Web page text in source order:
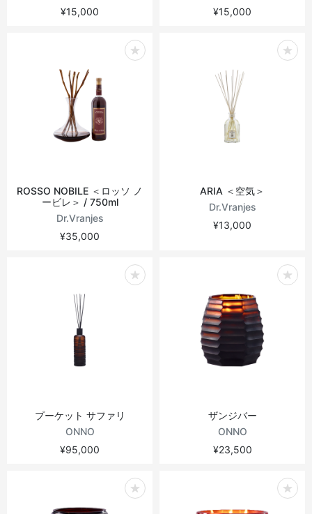
¥15,000
¥15,000
ROSSO NOBILE ＜ロッソ ノ
ービレ＞ / 750ml
Dr.Vranjes
¥35,000
ARIA ＜空気＞
Dr.Vranjes
¥13,000
プーケット サファリ
ONNO
¥95,000
ザンジバー
ONNO
¥23,500